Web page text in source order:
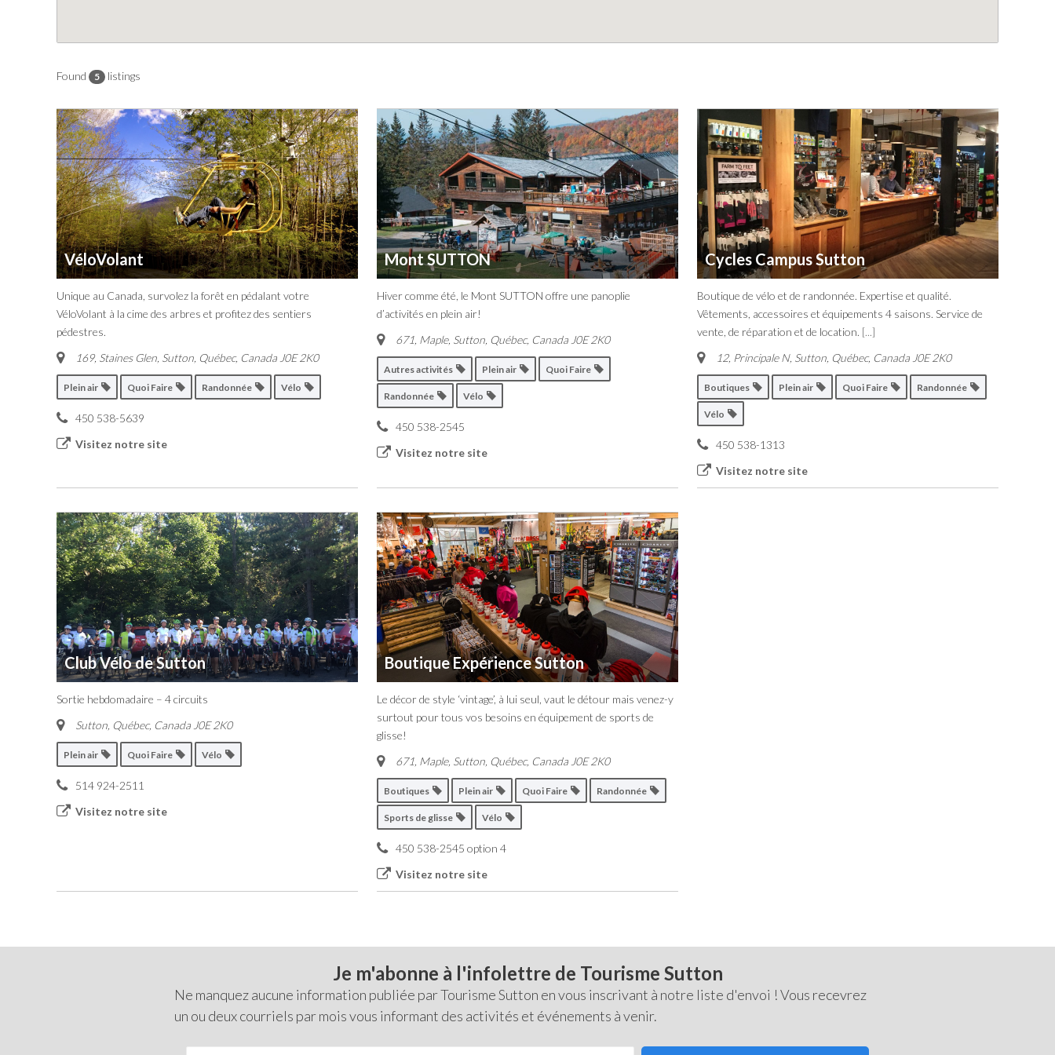
Found 5 listings
VéloVolant
Unique au Canada, survolez la forêt en pédalant votre
VéloVolant à la cime des arbres et profitez des sentiers
pédestres.
169, Staines Glen, Sutton Québec, Canada J0E 2K0
Plein air Quoi Faire Randonnée Vélo
450 538-5639
Visitez notre site
Mont SUTTON
Hiver comme été, le Mont SUTTON offre une panoplie
d’activités en plein air!
671, Maple, Sutton Québec, Canada J0E 2K0
Autres activités Plein air Quoi Faire
Randonnée Vélo
450 538-2545
Visitez notre site
Cycles Campus Sutton
Boutique de vélo et de randonnée. Expertise et qualité.
Vêtements, accessoires et équipements 4 saisons. Service de
vente, de réparation et de location. [...]
12, Principale N, Sutton Québec, Canada J0E 2K0
Boutiques Plein air Quoi Faire Randonnée
Vélo
450 538-1313
Visitez notre site
Club Vélo de Sutton
Sortie hebdomadaire – 4 circuits
Sutton Québec, Canada J0E 2K0
Plein air Quoi Faire Vélo
514 924-2511
Visitez notre site
Boutique Expérience Sutton
Le décor de style ‘vintage’, à lui seul, vaut le détour mais venez-y
surtout pour tous vos besoins en équipement de sports de
glisse!
671, Maple, Sutton Québec, Canada J0E 2K0
Boutiques Plein air Quoi Faire Randonnée
Sports de glisse Vélo
450 538-2545 option 4
Visitez notre site
Je m'abonne à l'infolettre de Tourisme Sutton
Ne manquez aucune information publiée par Tourisme Sutton en vous inscrivant à notre liste d'envoi ! Vous recevrez
un ou deux courriels par mois vous informant des activités et événements à venir.